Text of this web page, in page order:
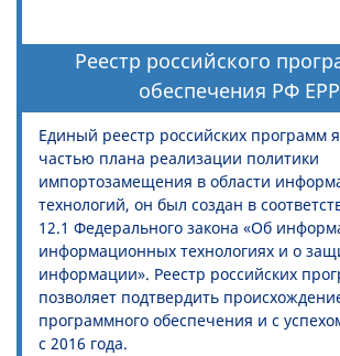
Реестр российского
обеспечения РФ
Единый реестр российских программ
частью плана реализации политики
импортозамещения в области
технологий, он был создан в
12.1 Федерального закона «Об
информационных технологиях и о
информации». Реестр российских
позволяет подтвердить
программного обеспечения и с
с 2016 года.